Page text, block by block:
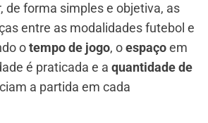
de forma simples e objetiva, as
entre as modalidades futebol e
otempo de jogo, oespaçoem
é praticada e a quantidade de
a partida em cada